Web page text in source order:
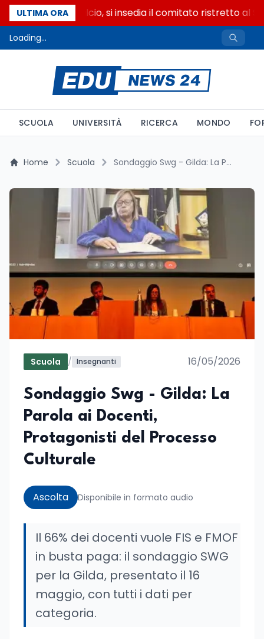
ULTIMA ORA
Riforma del calcio, si insedia il comitato ristretto al
Loading...
SCUOLA UNIVERSITÀ RICERCA MONDO
Home Scuola Sondaggio Swg - Gilda: La Parola ai Docenti, Protagonisti del Processo Culturale
Scuola / Insegnanti 16/05/2026
Sondaggio Swg - Gilda: La
Parola ai Docenti,
Protagonisti del Processo
Culturale
Ascolta Disponibile in formato audio
Il 66% dei docenti vuole FIS e FMOF
in busta paga: il sondaggio SWG
per la Gilda, presentato il 16
maggio, con tutti i dati per
categoria.